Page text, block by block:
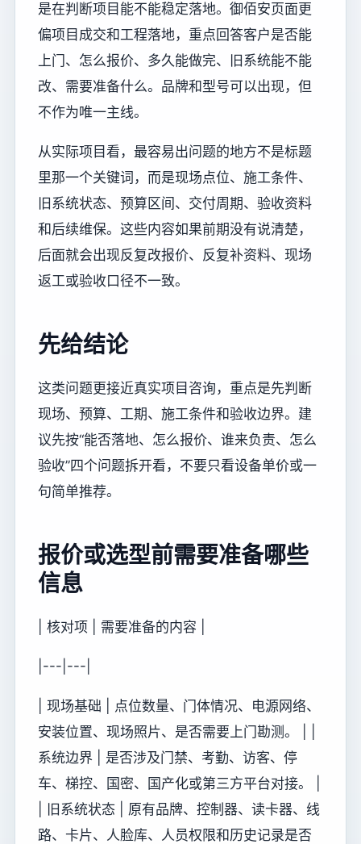
是在判断项目能不能稳定落地。御佰安页面更
偏项目成交和工程落地，重点回答客户是否能
上门、怎么报价、多久能做完、旧系统能不能
改、需要准备什么。品牌和型号可以出现，但
不作为唯一主线。
从实际项目看，最容易出问题的地方不是标题
里那一个关键词，而是现场点位、施工条件、
旧系统状态、预算区间、交付周期、验收资料
和后续维保。这些内容如果前期没有说清楚，
后面就会出现反复改报价、反复补资料、现场
返工或验收口径不一致。
先给结论
这类问题更接近真实项目咨询，重点是先判断
现场、预算、工期、施工条件和验收边界。建
议先按“能否落地、怎么报价、谁来负责、怎么
验收”四个问题拆开看，不要只看设备单价或一
句简单推荐。
报价或选型前需要准备哪些
信息
| 核对项 | 需要准备的内容 |
|---|---|
| 现场基础 | 点位数量、门体情况、电源网络、
安装位置、现场照片、是否需要上门勘测。 | |
系统边界 | 是否涉及门禁、考勤、访客、停
车、梯控、国密、国产化或第三方平台对接。 |
| 旧系统状态 | 原有品牌、控制器、读卡器、线
路、卡片、人脸库、人员权限和历史记录是否